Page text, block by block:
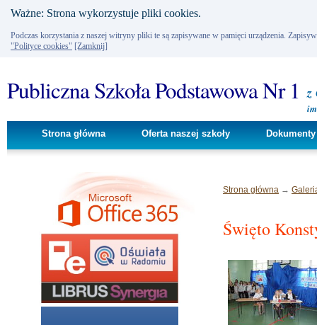
Ważne: Strona wykorzystuje pliki cookies.
Podczas korzystania z naszej witryny pliki te są zapisywane w pamięci urządzenia.
"Polityce cookies" [Zamknij]
Publiczna Szkoła Podstawowa Nr 1 z
Strona główna Oferta naszej szkoły
Strona główna →
Święto